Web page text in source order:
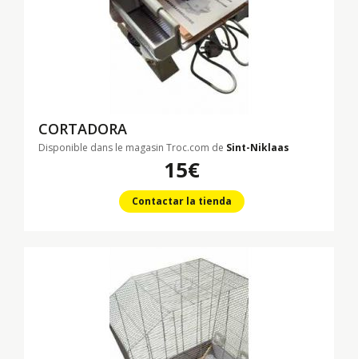
CORTADORA
Disponible dans le magasin Troc.com de Sint-Niklaas
15€
Contactar la tienda